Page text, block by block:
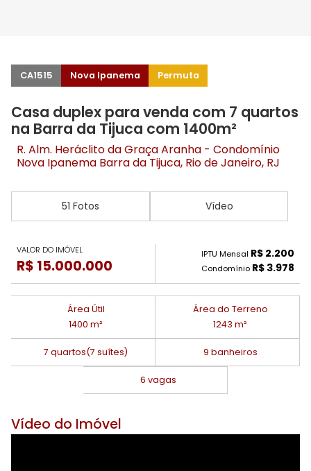
CA1515 Nova Ipanema Permuta
Casa duplex para venda com 7 quartos
na Barra da Tijuca com 1400m²
R. Alm. Heráclito da Graça Aranha - Condomínio
Nova Ipanema Barra da Tijuca, Rio de Janeiro, RJ
51 Fotos Vídeo
VALOR DO IMÓVEL
R$ 15.000.000
IPTU Mensal R$ 2.200
Condomínio R$ 3.978
Área Útil
1400 m²
Área do Terreno
1243 m²
7 quartos(7 suítes) 9 banheiros
6 vagas
Vídeo do Imóvel